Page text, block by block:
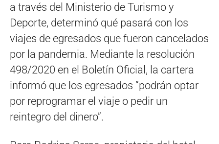
a través del Ministerio de Turismo y
Deporte, determinó qué pasará con los
viajes de egresados que fueron cancelados
por la pandemia. Mediante la resolución
498/2020 en el Boletín Oficial, la cartera
informó que los egresados “podrán optar
por reprogramar el viaje o pedir un
reintegro del dinero”.